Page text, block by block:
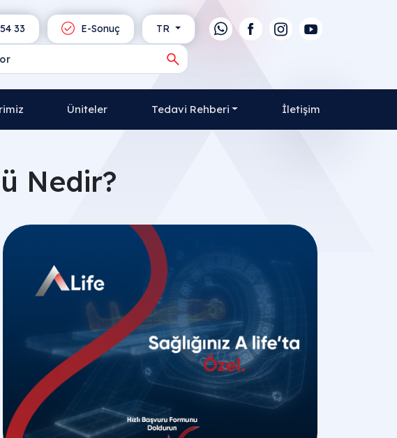
TR
E-Sonuç
33
Üniteler Tedavi Rehberi İletişim
Nedir?